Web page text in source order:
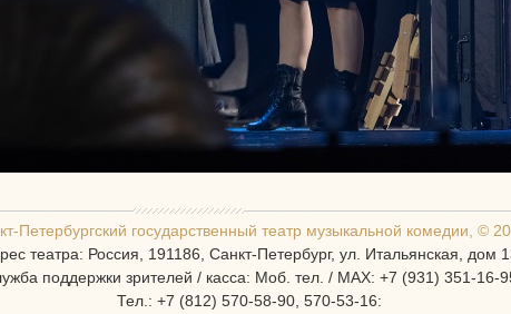
Петербургcкий государственный театр музыкальной комедии, ©
театра: Россия, 191186, Санкт-Петербург, ул. Итальянская, дом
поддержки зрителей / касса: Моб. тел. / MAX: +7 (931) 351-16-
Тел.: +7 (812) 570-58-90, 570-53-16: